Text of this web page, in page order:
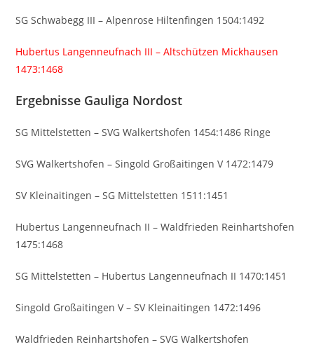
SG Schwabegg III – Alpenrose Hiltenfingen 1504:1492
Hubertus Langenneufnach III – Altschützen Mickhausen
1473:1468
Ergebnisse Gauliga Nordost
SG Mittelstetten – SVG Walkertshofen 1454:1486 Ringe
SVG Walkertshofen – Singold Großaitingen V 1472:1479
SV Kleinaitingen – SG Mittelstetten 1511:1451
Hubertus Langenneufnach II – Waldfrieden Reinhartshofen
1475:1468
SG Mittelstetten – Hubertus Langenneufnach II 1470:1451
Singold Großaitingen V – SV Kleinaitingen 1472:1496
Waldfrieden Reinhartshofen – SVG Walkertshofen